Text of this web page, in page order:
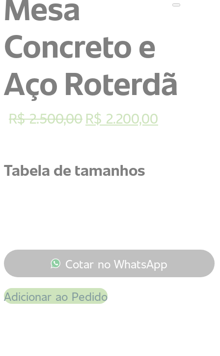
Concreto e
Aço Roterdã
R$2.500,00 O
era:
R$ 2.200,00
Tabela de tamanhos
Cotar no WhatsApp
Adicionar ao Pedido